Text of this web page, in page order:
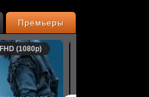
Премьеры
FHD (1080p)